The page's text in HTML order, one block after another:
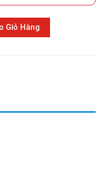
Giỏ Hàng